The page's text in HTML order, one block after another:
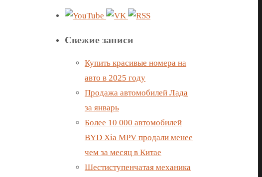
Свежие записи
Купить красивые номера на
авто в 2025 году
Продажа автомобилей Лада
за январь
Более 10 000 автомобилей
BYD Xia MPV продали менее
чем за месяц в Китае
Шестиступенчатая механика